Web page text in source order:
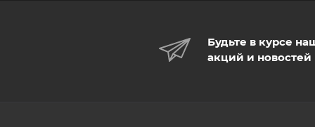
Будьте в курсе
акций и новостей